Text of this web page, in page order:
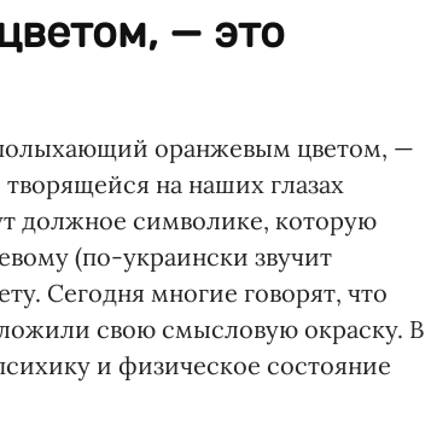
— это
оранжевым цветом, —
на наших глазах
должное символике, которую
(по-украински звучит
Сегодня многие говорят, что
свою смысловую окраску. В
и физическое состояние